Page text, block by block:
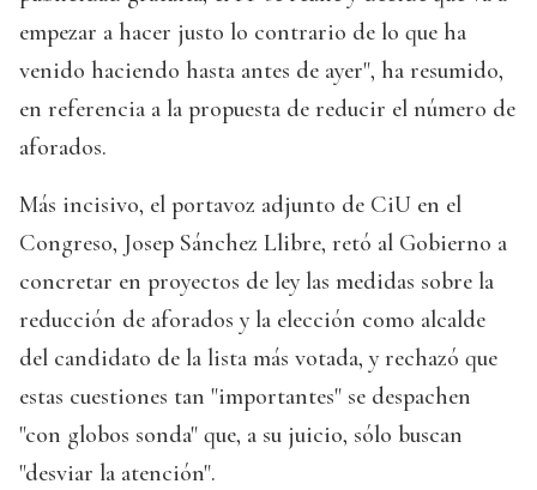
empezar a hacer justo lo contrario de lo que ha
venido haciendo hasta antes de ayer", ha resumido,
en referencia a la propuesta de reducir el número de
aforados.
Más incisivo, el portavoz adjunto de CiU en el
Congreso, Josep Sánchez Llibre, retó al Gobierno a
concretar en proyectos de ley las medidas sobre la
reducción de aforados y la elección como alcalde
del candidato de la lista más votada, y rechazó que
estas cuestiones tan "importantes" se despachen
"con globos sonda" que, a su juicio, sólo buscan
"desviar la atención".